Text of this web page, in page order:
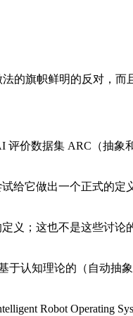
旗帜鲜明的反对，
数据集 ARC（抽象
它做出一个正式的定
；这也不是这些讨论
认知理论的（自动抽
Robot Operating